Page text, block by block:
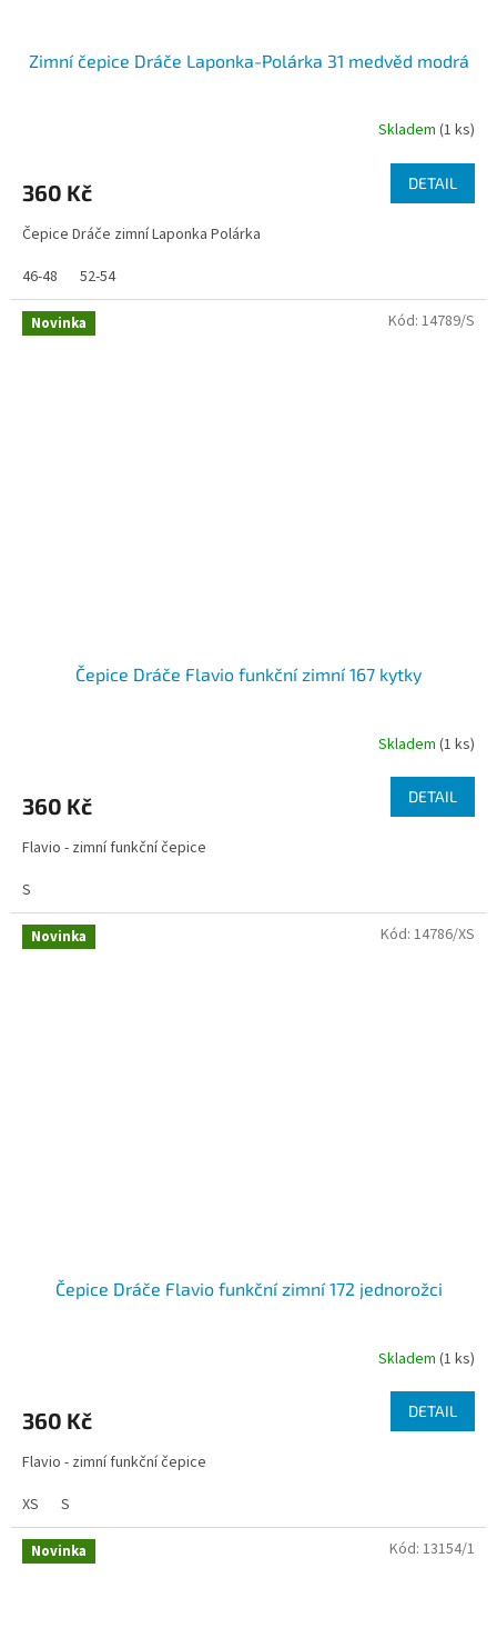
Zimní čepice Dráče Laponka-Polárka 31 medvěd modrá
Skladem (1 ks)
360 Kč DETAIL
Čepice Dráče zimní Laponka Polárka
46-48
52-54
Novinka
Čepice Dráče Flavio funkční zimní 167 kytky
Skladem (1 ks)
360 Kč DETAIL
Flavio - zimní funkční čepice
S
Kód: 14789/S
Novinka
Čepice Dráče Flavio funkční zimní 172 jednorožci
Skladem (1 ks)
360 Kč DETAIL
Flavio - zimní funkční čepice
XS
S
Kód: 14786/XS
Novinka Kód: 13154/1